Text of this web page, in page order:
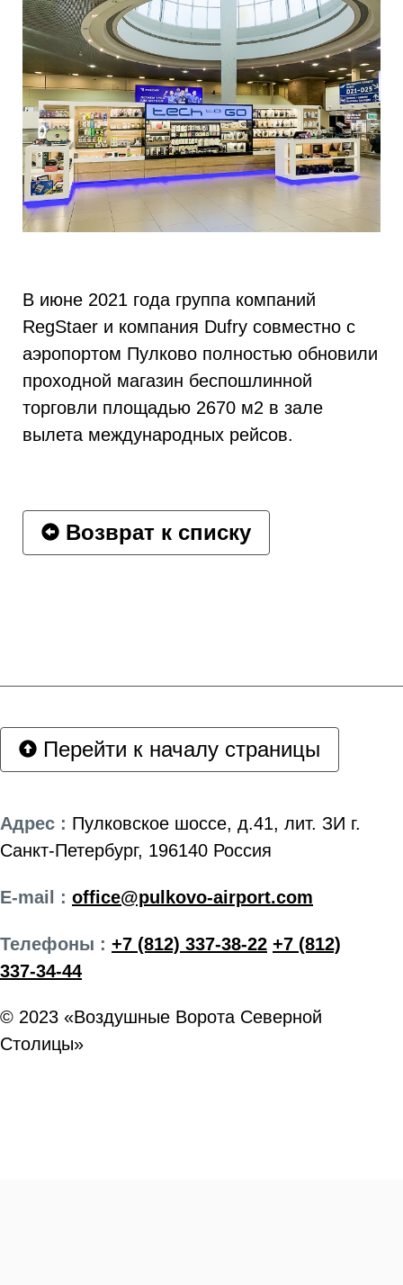
В июне 2021 года группа компаний
RegStaer и компания Dufry совместно с
аэропортом Пулково полностью обновили
проходной магазин беспошлинной
торговли площадью 2670 м2 в зале
вылета международных рейсов.
Возврат к списку
Перейти к началу страницы
Адрес : Пулковское шоссе, д.41, лит. ЗИ г.
Санкт-Петербург, 196140 Россия
E-mail : office@pulkovo-airport.com
Телефоны : +7 (812) 337-38-22 +7 (812)
337-34-44
© 2023 «Воздушные Ворота Северной
Столицы»